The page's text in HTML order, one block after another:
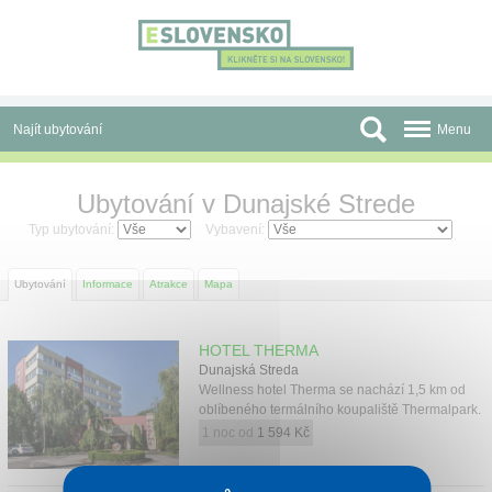
Najít ubytování
Slevy a Last Minute
Před cestou
Atrakce
O nás
Menu
Ubytování v Dunajské Strede
Typ ubytování: Vybavení:
Ubytování Informace Atrakce Mapa
HOTEL THERMA
Dunajská Streda
Wellness hotel Therma se nachází 1,5 km od
oblíbeného termálního koupaliště Thermalpark.
1 noc od 1 594 Kč